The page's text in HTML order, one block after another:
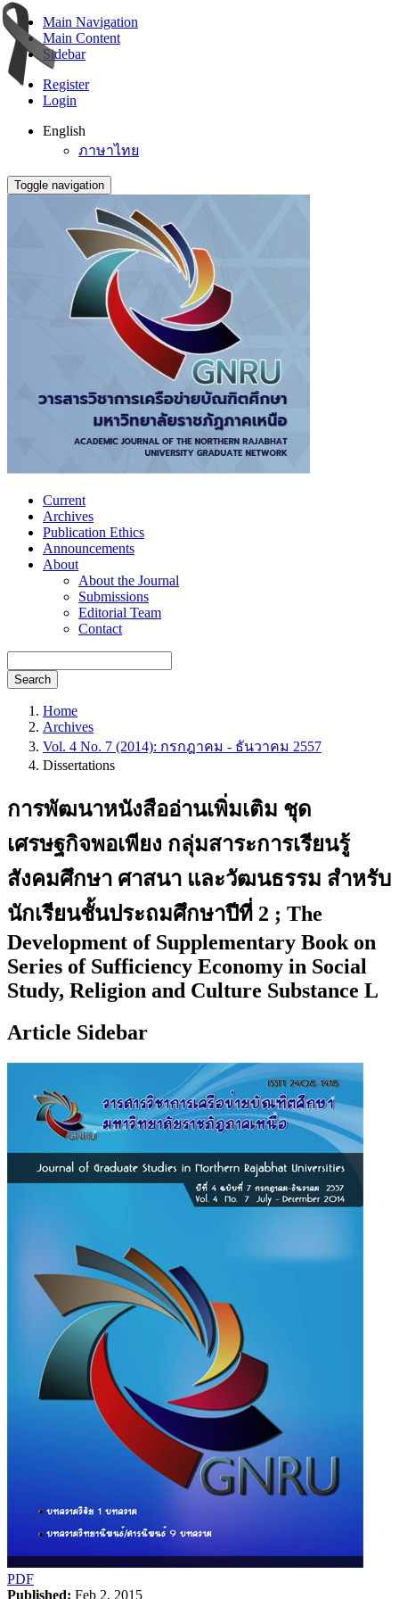
Main Navigation
Main Content
Sidebar
Register
Login
English
ภาษาไทย
Toggle navigation
Current
Archives
Publication Ethics
Announcements
About
About the Journal
Submissions
Editorial Team
Contact
Search
Home
Archives
Vol. 4 No. 7 (2014): กรกฎาคม - ธันวาคม 2557
Dissertations
การพัฒนาหนังสืออ่านเพิ่มเติม ชุด
เศรษฐกิจพอเพียง กลุ่มสาระการเรียนรู้
สังคมศึกษา ศาสนา และวัฒนธรรม สำหรับ
นักเรียนชั้นประถมศึกษาปีที่ 2 ; The
Development of Supplementary Book on
Series of Sufficiency Economy in Social
Study, Religion and Culture Substance L
Article Sidebar
PDF
Published: Feb 2, 2015